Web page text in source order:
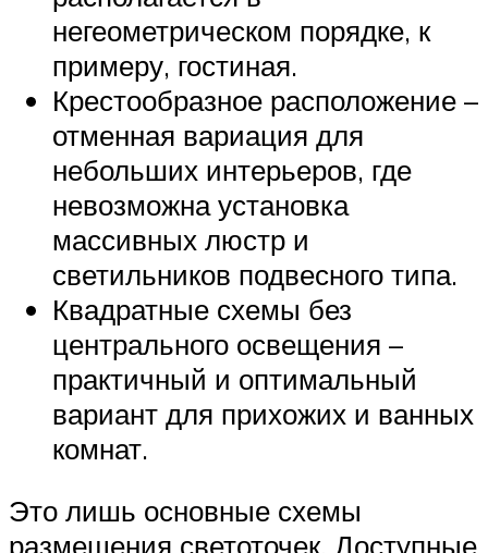
негеометрическом порядке, к
примеру, гостиная.
Крестообразное расположение –
отменная вариация для
небольших интерьеров, где
невозможна установка
массивных люстр и
светильников подвесного типа.
Квадратные схемы без
центрального освещения –
практичный и оптимальный
вариант для прихожих и ванных
комнат.
Это лишь основные схемы
размещения светоточек. Доступные